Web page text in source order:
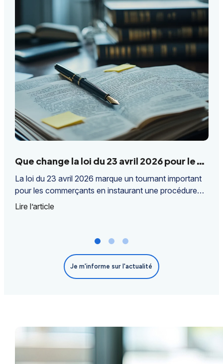
Que change la loi du 23 avril 2026 pour le
recouvrement des créances ?
La loi du 23 avril 2026 marque un tournant important
pour les commerçants en instaurant une procédure
simplifiée de recouvrement des créances
Lire l’article
Je m'informe sur l'actualité